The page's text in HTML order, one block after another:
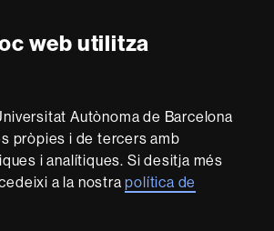
web utilitza
Autònoma de Barcelona
pròpies i de tercers amb
i analítiques. Si desitja més
a la nostrapolítica de
FFLFFLFFLFFL
internacional de l'excel·lència
in
Research
-
Euraxess
el finançament de